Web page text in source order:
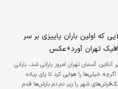
و اتحادیه‌‌‌های فرش دانست.
که اولین باران پاییزی بر سر
تهران آورد+عکس
آنلاین: آسمان تهران امروز بارانی شد، بارانی
خیلی‌ها را هوایی کرد تا پای پیاده
شهر را زیر نم نم بارش‌ها قدم